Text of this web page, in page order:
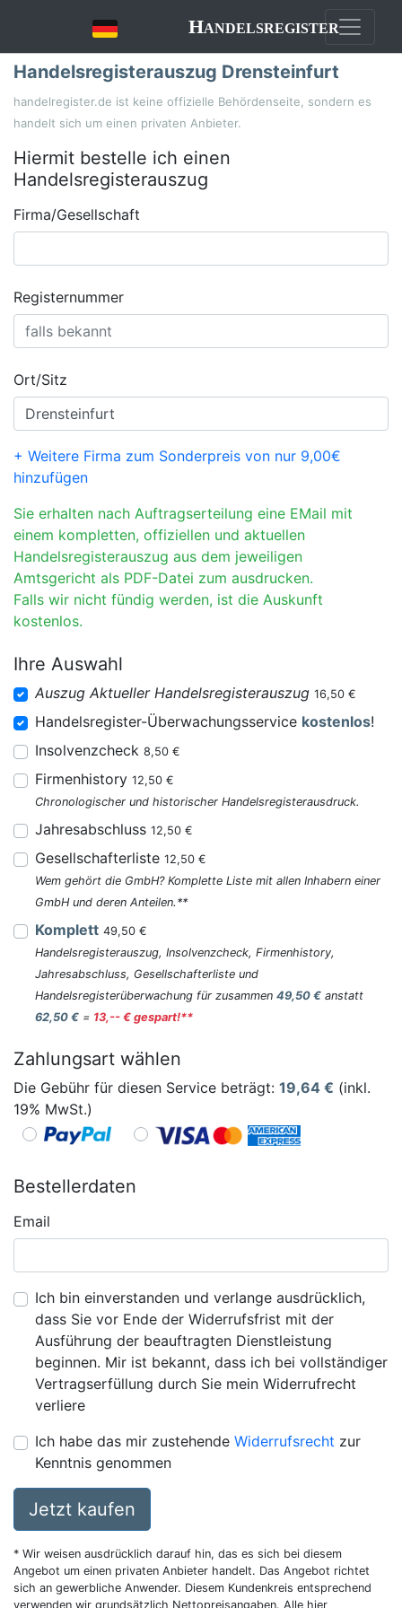
Handelsregister
Handelsregisterauszug Drensteinfurt
handelregister.de ist keine offizielle Behördenseite, sondern es
handelt sich um einen privaten Anbieter.
Hiermit bestelle ich einen
Handelsregisterauszug
Firma/Gesellschaft
Registernummer
Ort/Sitz
+ Weitere Firma zum Sonderpreis von nur 9,00€
hinzufügen
Sie erhalten nach Auftragserteilung eine EMail mit
einem kompletten, offiziellen und aktuellen
Handelsregisterauszug aus dem jeweiligen
Amtsgericht als PDF-Datei zum ausdrucken.
Falls wir nicht fündig werden, ist die Auskunft
kostenlos.
Ihre Auswahl
Auszug Aktueller Handelsregisterauszug 16,50 €
Handelsregister-Überwachungsservice kostenlos!
Insolvenzcheck 8,50 €
Firmenhistory 12,50 €
Chronologischer und historischer Handelsregisterausdruck.
Jahresabschluss 12,50 €
Gesellschafterliste 12,50 €
Wem gehört die GmbH? Komplette Liste mit allen Inhabern einer
GmbH und deren Anteilen.**
Komplett 49,50 €
Handelsregisterauszug, Insolvenzcheck, Firmenhistory,
Jahresabschluss, Gesellschafterliste und
Handelsregisterüberwachung für zusammen 49,50 € anstatt
62,50 € = 13,-- € gespart!**
Zahlungsart wählen
Die Gebühr für diesen Service beträgt: 19,64 € (inkl.
19% MwSt.)
Bestellerdaten
Email
Ich bin einverstanden und verlange ausdrücklich,
dass Sie vor Ende der Widerrufsfrist mit der
Ausführung der beauftragten Dienstleistung
beginnen. Mir ist bekannt, dass ich bei vollständiger
Vertragserfüllung durch Sie mein Widerrufrecht
verliere
Ich habe das mir zustehende Widerrufsrecht zur
Kenntnis genommen
Jetzt kaufen
* Wir weisen ausdrücklich darauf hin, das es sich bei diesem
Angebot um einen privaten Anbieter handelt. Das Angebot richtet
sich an gewerbliche Anwender. Diesem Kundenkreis entsprechend
verwenden wir grundsätzlich Nettopreisangaben. Alle hier